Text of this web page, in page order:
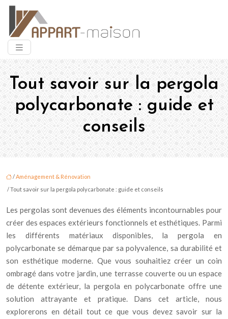
Tout savoir sur la pergola
polycarbonate : guide et
conseils
/Aménagement & Rénovation
/ Tout savoir sur la pergola polycarbonate : guide et conseils
Les pergolas sont devenues des éléments incontournables pour
créer des espaces extérieurs fonctionnels et esthétiques. Parmi
les différents matériaux disponibles, la pergola en
polycarbonate se démarque par sa polyvalence, sa durabilité et
son esthétique moderne. Que vous souhaitiez créer un coin
ombragé dans votre jardin, une terrasse couverte ou un espace
de détente extérieur, la pergola en polycarbonate offre une
solution attrayante et pratique. Dans cet article, nous
explorerons en détail tout ce que vous devez savoir sur la